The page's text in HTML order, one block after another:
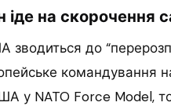
на скорочення
зводиться до
командування
у NATO Force Model,